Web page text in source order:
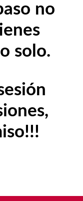
no
solo.